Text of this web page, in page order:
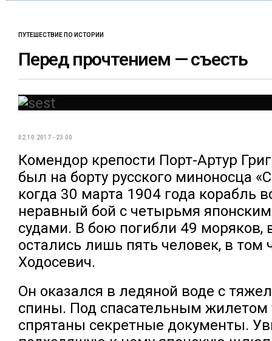
ПУТЕШЕСТВИЕ ПО ИСТОРИИ
Перед прочтением — съесть
02.10.2017 - 23:00
Комендор крепости Порт-Артур
был на борту русского миноносца
когда 30 марта 1904 года корабль
неравный бой с четырьмя
судами. В бою погибли 49 моряков,
остались лишь пять человек, в том
Ходосевич.
Он оказался в ледяной воде с
спины. Под спасательным жилетом
спрятаны секретные документы.